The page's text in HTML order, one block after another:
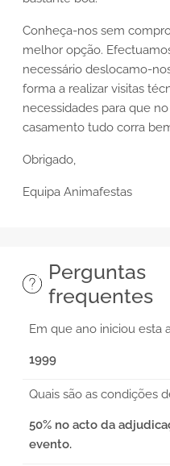
Conheça-nos sem
melhor opção.
necessário deslocamo-
forma a realizar visitas
necessidades para que
casamento tudo corra
Obrigado,
Equipa Animafestas
Perguntas
frequentes
Em que ano iniciou esta
1999
Quais são as condições
50% no acto da
evento.